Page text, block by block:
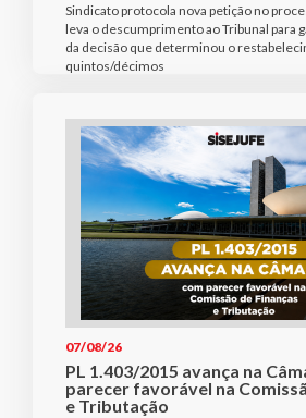
Sindicato protocola nova petição no
leva o descumprimento ao Tribunal para
da decisão que determinou o
quintos/décimos
07/08/26
PL 1.403/2015 avança na
parecer favorável na
e Tributação